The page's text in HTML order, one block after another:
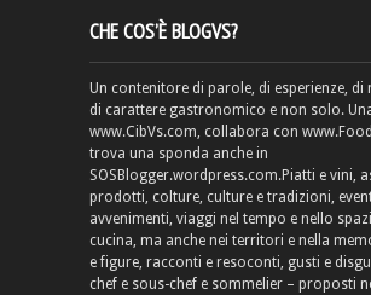
CHE COS’È BLOGVS?
Un contenitore di parole, di esperienze, di
di carattere gastronomico e non solo.
www.CibVs.com, collabora con
trova una sponda anche in
SOSBlogger.wordpress.com.Piatti e vini,
prodotti, colture, culture e tradizioni,
avvenimenti, viaggi nel tempo e nello
cucina, ma anche nei territori e nella
e figure, racconti e resoconti, gusti e
chef e sous-chef e sommelier – proposti